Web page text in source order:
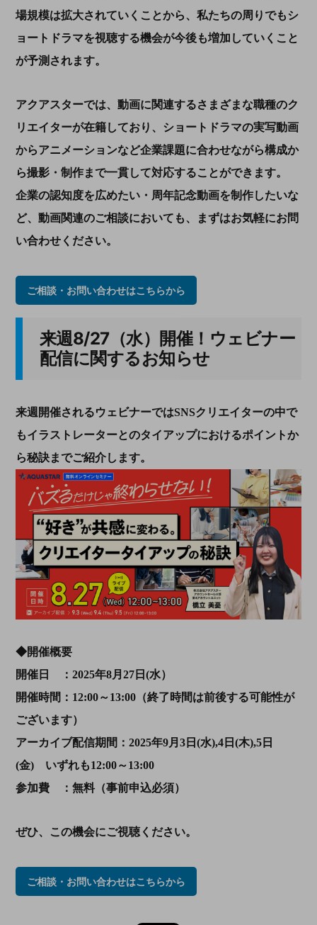
場規模は拡大されていくことから、私たちの周りでもシ
ョートドラマを視聴する機会が今後も増加していくこと
が予測されます。
アクアスターでは、動画に関連するさまざまな職種のク
リエイターが在籍しており、ショートドラマの実写動画
からアニメーションなど企業課題に合わせながら構成か
ら撮影・制作まで一貫して対応することができます。
企業の認知度を広めたい・周年記念動画を制作したいな
ど、動画関連のご相談においても、まずはお気軽にお問
い合わせください。
ご相談・お問い合わせはこちらから
来週8/27（水）開催！ウェビナー
配信に関するお知らせ
来週開催されるウェビナーではSNSクリエイターの中で
もイラストレーターとのタイアップにおけるポイントか
ら秘訣までご紹介します。
◆開催概要
開催日 ：2025年8月27日(水）
開催時間：12:00～13:00（終了時間は前後する可能性が
ございます）
アーカイブ配信期間：2025年9月3日(水),4日(木),5日
(金) いずれも12:00～13:00
参加費 ：無料（事前申込必須）
ぜひ、この機会にご視聴ください。
ご相談・お問い合わせはこちらから